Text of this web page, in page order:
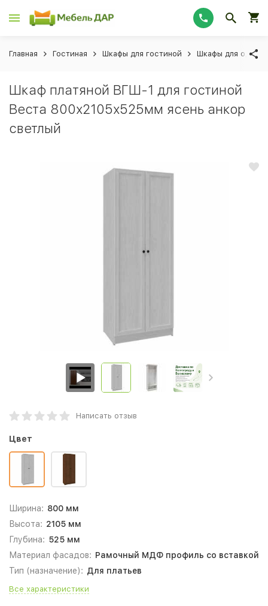
Главная Гостиная Шкафы для гостиной Шкафы для
Шкаф платяной ВГШ-1 для гостиной
Веста 800х2105х525мм ясень анкор
светлый
Написать отзыв
Цвет
Ширина: 800 мм
Высота: 2105 мм
Глубина: 525 мм
Материал фасадов: Рамочный МДФ профиль со вставкой
Тип (назначение): Для платьев
Все характеристики